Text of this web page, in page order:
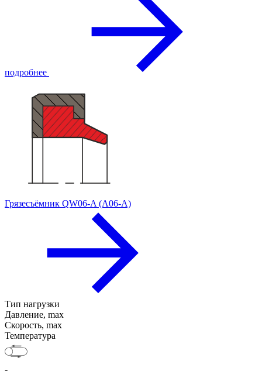
подробнее
Грязесъёмник QW06-A (A06-A)
Тип нагрузки
Давление, max
Скорость, max
Температура